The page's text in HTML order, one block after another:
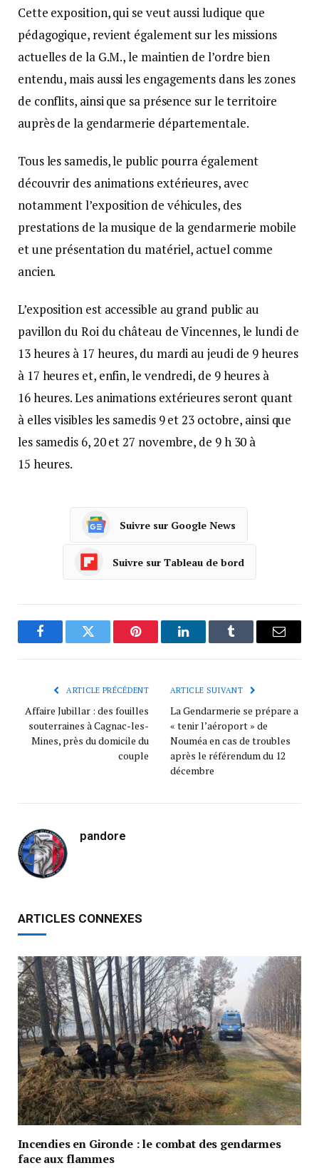
Cette exposition, qui se veut aussi ludique que
pédagogique, revient également sur les missions
actuelles de la G.M., le maintien de l’ordre bien
entendu, mais aussi les engagements dans les zones
de conflits, ainsi que sa présence sur le territoire
auprès de la gendarmerie départementale.
Tous les samedis, le public pourra également
découvrir des animations extérieures, avec
notamment l’exposition de véhicules, des
prestations de la musique de la gendarmerie mobile
et une présentation du matériel, actuel comme
ancien.
L’exposition est accessible au grand public au
pavillon du Roi du château de Vincennes, le lundi de
13 heures à 17 heures, du mardi au jeudi de 9 heures
à 17 heures et, enfin, le vendredi, de 9 heures à
16 heures. Les animations extérieures seront quant
à elles visibles les samedis 9 et 23 octobre, ainsi que
les samedis 6, 20 et 27 novembre, de 9 h 30 à
15 heures.
Suivre sur Google News
Suivre sur Tableau de bord
FacebookTwitter Pinterest LinkedInTumblr
ARTICLE PRÉCÉDENT
Affaire Jubillar : des fouilles
souterraines à Cagnac-les-
Mines, près du domicile du
couple
ARTICLE SUIVANT
La Gendarmerie se prépare а
« tenir l’aéroport » de
Nouméa en cas de troubles
après le référendum du 12
décembre
pandore
ARTICLES CONNEXES
Incendies en Gironde : le combat des gendarmes
face aux flammes